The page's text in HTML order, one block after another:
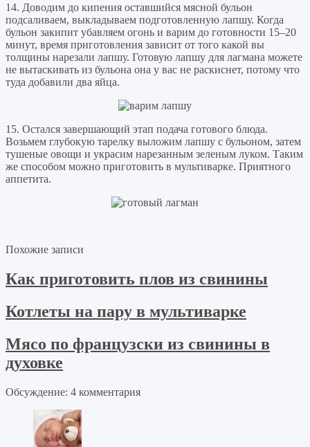
14. Доводим до кипения оставшийся мясной бульон
подсаливаем, выкладываем подготовленную лапшу. Когда
бульон закипит убавляем огонь и варим до готовности 15–20
минут, время приготовления зависит от того какой вы
толщины нарезали лапшу. Готовую лапшу для лагмана можете
не вытаскивать из бульона она у вас не раскиснет, потому что
туда добавили два яйца.
15. Остался завершающий этап подача готового блюда.
Возьмем глубокую тарелку выложим лапшу с бульоном, затем
тушеные овощи и украсим нарезанным зеленым луком. Таким
же способом можно приготовить в мультиварке. Приятного
аппетита.
Похожие записи
Как приготовить плов из свинины
Котлеты на пару в мультиварке
Мясо по французски из свинины в
духовке
Обсуждение: 4 комментария